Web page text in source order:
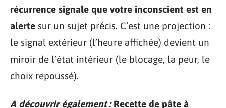
récurrence signale que votre inconscient est en
alerte sur un sujet précis. C’est une projection :
le signal extérieur (l’heure affichée) devient un
miroir de l’état intérieur (le blocage, la peur, le
choix repoussé).
A découvrir également : Recette de pâte à